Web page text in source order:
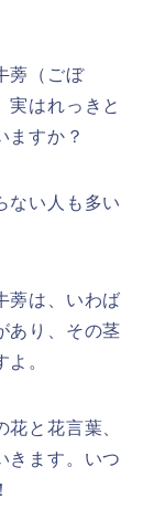
蒡（ごぼ
実はれっきと
ますか？
ない人も多い
蒡は、いわば
あり、その茎
。
と花言葉、
きます。いつ